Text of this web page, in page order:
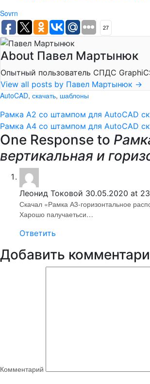
Sovrn
27
About Павел Мартынюк
Опытный пользователь СПДС
View all posts by Павел Мартынюк →
AutoCAD, скачать, шаблоны
Рамка А2 со штампом для AutoCAD
Рамка А4 со штампом для AutoCAD
One Response to
вертикальная и
Леонид Токовой 30.05.2020 at
Скачал «Рамка А3-горизонтальное
Харошо палучаетьси…
Ответить
Добавить
Комментарий